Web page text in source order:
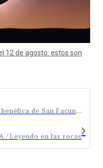
12 de agosto: estos son
El tiempo dio un respiro a la ruta benéfica de San Facundo con 230 personas y un cambio de recorrido para sortear la nieve
/ Leyendo en las rocas